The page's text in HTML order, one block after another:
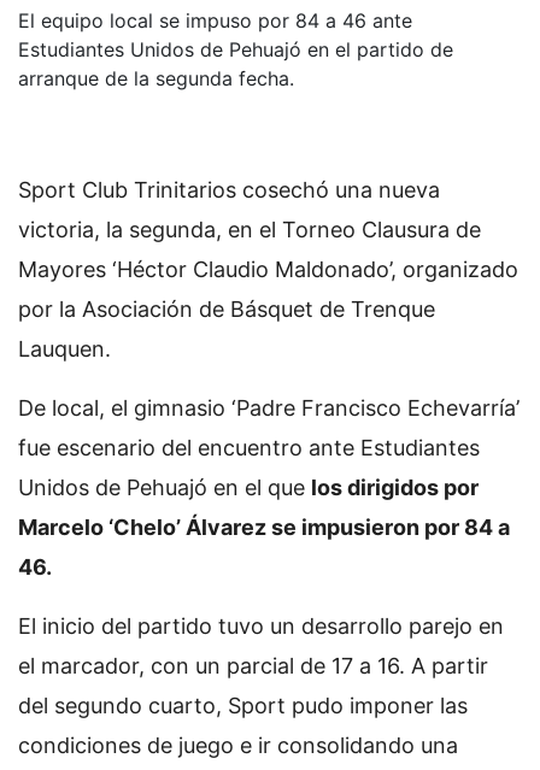
El equipo local se impuso por 84 a 46 ante
Estudiantes Unidos de Pehuajó en el partido de
arranque de la segunda fecha.
Sport Club Trinitarios cosechó una nueva
victoria, la segunda, en el Torneo Clausura de
Mayores ‘Héctor Claudio Maldonado’, organizado
por la Asociación de Básquet de Trenque
Lauquen.
De local, el gimnasio ‘Padre Francisco Echevarría’
fue escenario del encuentro ante Estudiantes
Unidos de Pehuajó en el que los dirigidos por
Marcelo ‘Chelo’ Álvarez se impusieron por 84 a
46.
El inicio del partido tuvo un desarrollo parejo en
el marcador, con un parcial de 17 a 16. A partir
del segundo cuarto, Sport pudo imponer las
condiciones de juego e ir consolidando una